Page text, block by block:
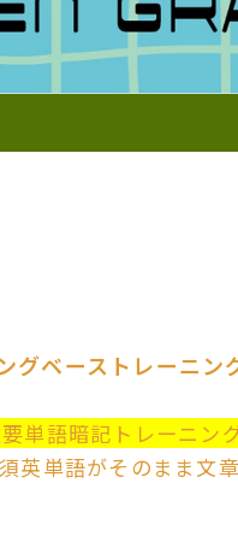
グベーストレーニン
単語暗記トレーニン
英単語がそのまま文章